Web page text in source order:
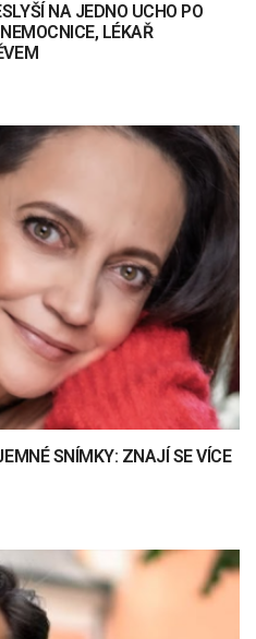
NA JEDNO UCHO PO
LÉKAŘ
SNÍMKY: ZNAJÍ SE VÍCE